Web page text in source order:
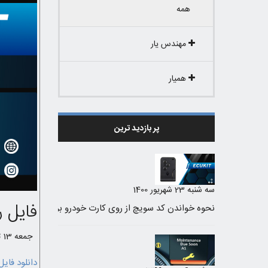
همه
مهندس یار
همیار
پر بازدید ترین
سه شنبه 23 شهریور 1400
فایل
جمعه 13 تیر 1399 /
دانلود